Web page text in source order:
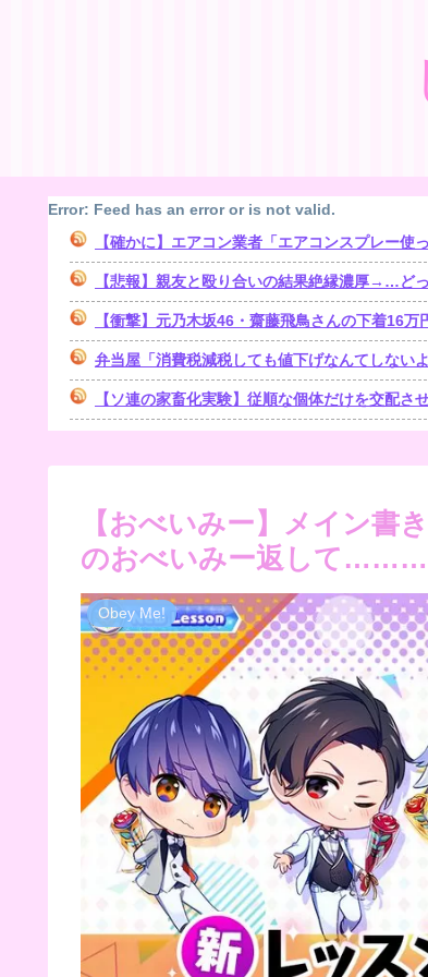
Error: Feed has an error or is not valid.
【確かに】エアコン業者「エアコンスプレー使っても
【悲報】親友と殴り合いの結果絶縁濃厚→…ど
【衝撃】元乃木坂46・齋藤飛鳥さんの下着16
弁当屋「消費税減税しても値下げなんてしない
【ソ連の家畜化実験】従順な個体だけを交配さ
【おべいみー】メイン書
のおべいみー返して………
Obey Me!